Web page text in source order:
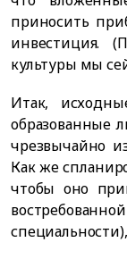
приносить
инвестиция.
культуры мы
Итак,
образованные
чрезвычайно
Как же
чтобы оно